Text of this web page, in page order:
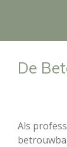
naar
hoofdinhoud
De
Als